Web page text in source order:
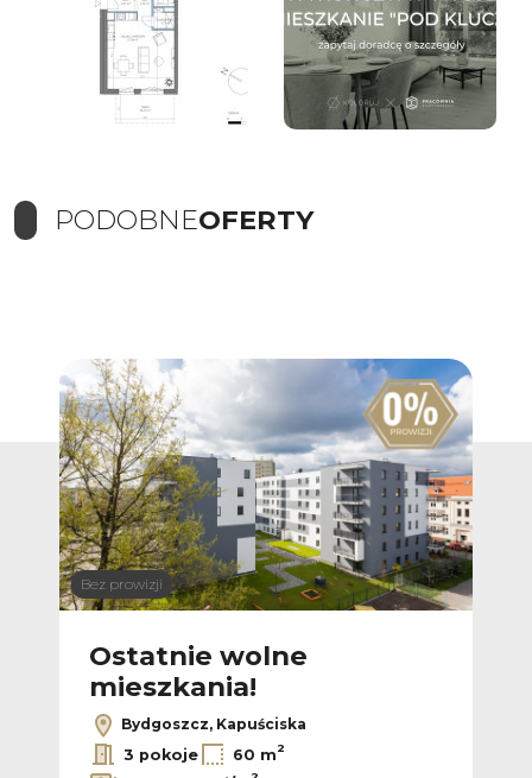
PODOBNEOFERTY
Bez prowizji
Ostatnie wolne
mieszkania!
Bydgoszcz, Kapuściska
3 pokoje
60 m2